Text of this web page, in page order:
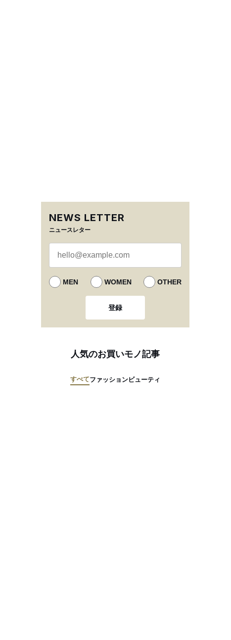
NEWS LETTER
ニュースレター
MEN WOMEN OTHER
登録
人気のお買いモノ記事
すべてファッションビューティ